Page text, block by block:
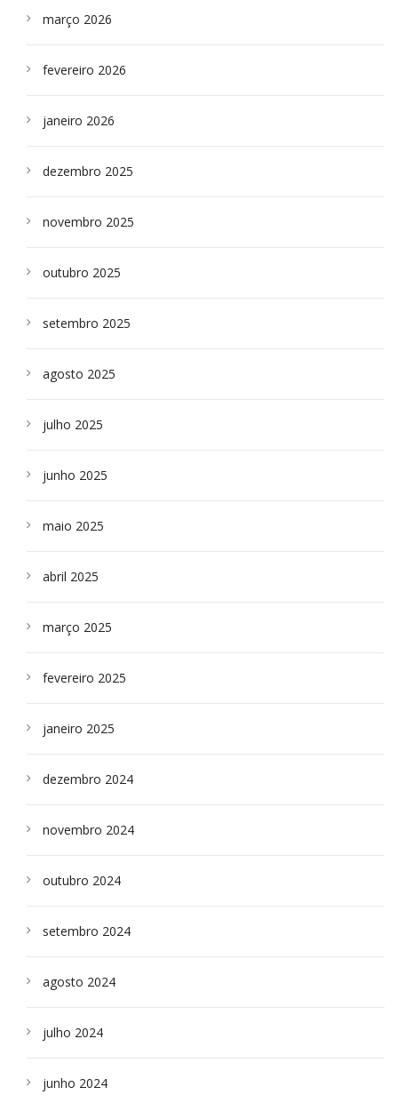
março 2026
fevereiro 2026
janeiro 2026
dezembro 2025
novembro 2025
outubro 2025
setembro 2025
agosto 2025
julho 2025
junho 2025
maio 2025
abril 2025
março 2025
fevereiro 2025
janeiro 2025
dezembro 2024
novembro 2024
outubro 2024
setembro 2024
agosto 2024
julho 2024
junho 2024